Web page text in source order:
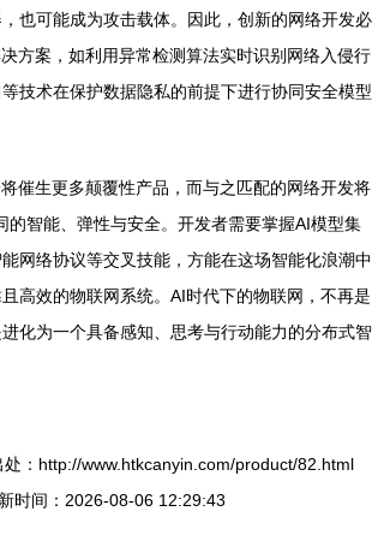
也可能成为攻击载体。因此，创新的网络开发必
方案，如利用异常检测算法实时识别网络入侵行
技术在保护数据隐私的前提下进行协同安全模型
催生更多颠覆性产品，而与之匹配的网络开发将
的智能、弹性与安全。开发者需要掌握AI模型集
网络协议等交叉技能，方能在这场智能化浪潮中
高效的物联网系统。AI时代下的物联网，不再是
化为一个具备感知、思考与行动能力的分布式智
：http://www.htkcanyin.com/product/82.html
时间：2026-08-06 12:29:43